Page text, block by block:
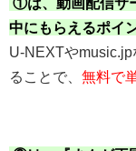
中にもらえるポイ
U-NEXTや
ることで、 無料で